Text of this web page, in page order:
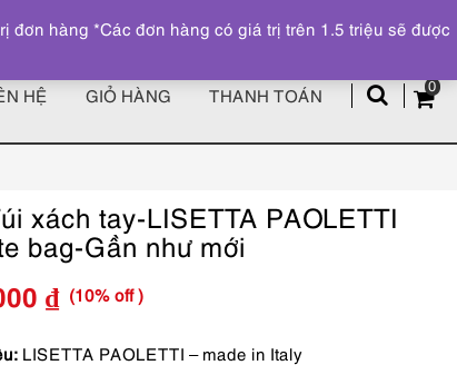
z
0
HỆ GIỎ HÀNG THANH TOÁN
xách tay-LISETTA PAOLETTI
bag-Gần như mới
Giá
gốc
₫
Giá
hiện
(10% off )
LISETTA PAOLETTI – made in Italy
hàng *Các đơn hàng có giá trị trên 1.5 triệu sẽ được